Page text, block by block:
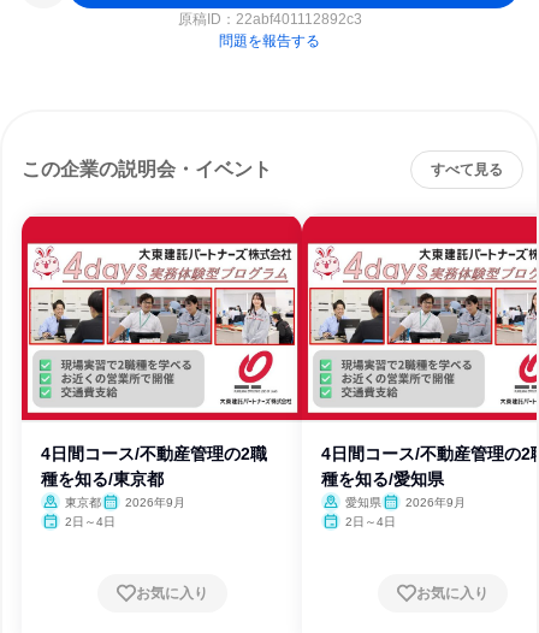
原稿ID： 22abf401112892c3
問題を報告する
この企業の説明会・イベント すべて見る
4日間コース/不動産管理の2職
種を知る/東京都
東京都
2026年9月
2日～4日
お気に入り
4日間コース/不動産管理の2
種を知る/愛知県
愛知県
2026年9月
2日～4日
お気に入り